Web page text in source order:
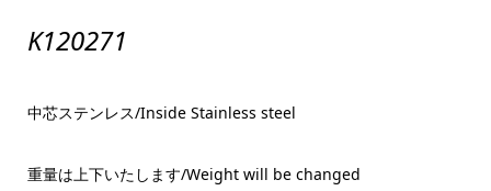
K120271
中芯ステンレス/Inside Stainless steel
重量は上下いたします/Weight will be changed